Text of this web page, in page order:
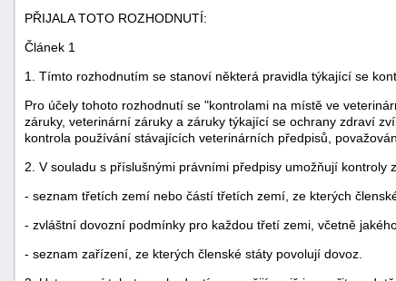
PŘIJALA TOTO ROZHODNUTÍ:
Článek 1
1. Tímto rozhodnutím se stanoví některá pravidla týkající se
Pro účely tohoto rozhodnutí se "kontrolami na místě ve
záruky, veterinární záruky a záruky týkající se ochrany zdraví
kontrola používání stávajících veterinárních předpisů,
2. V souladu s příslušnými právními předpisy umožňují kontroly
- seznam třetích zemí nebo částí třetích zemí, ze kterých
- zvláštní dovozní podmínky pro každou třetí zemi, včetně
- seznam zařízení, ze kterých členské státy povolují dovoz.